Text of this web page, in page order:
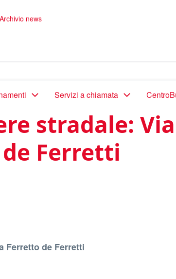
Archivio news
Servizi a chiamata
stradale:
Ferretti
Ferretto de Ferretti